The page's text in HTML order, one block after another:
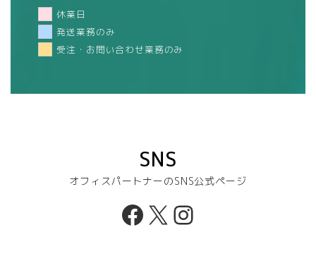
休業日
発送業務のみ
受注・お問い合わせ業務のみ
SNS
オフィスパートナーのSNS公式ページ
Facebook
X Instagram